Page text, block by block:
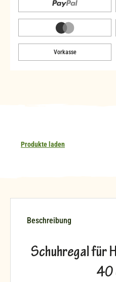
Vorkasse
Produkte laden
Beschreibung
Schuhregal für
40